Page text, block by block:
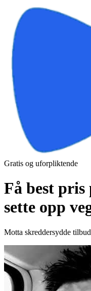
Gratis og uforpliktende
Få best pris
sette opp
Motta skreddersydde